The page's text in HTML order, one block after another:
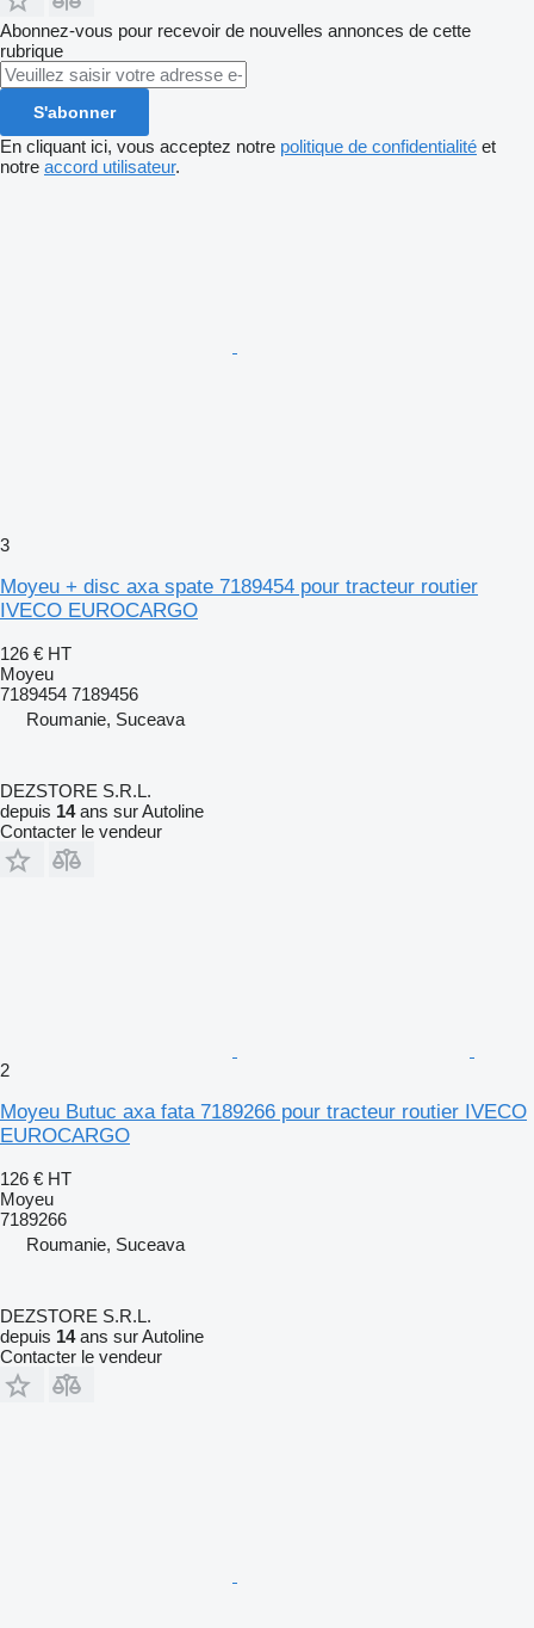
Abonnez-vous pour recevoir de nouvelles annonces de cette
rubrique
S'abonner
En cliquant ici, vous acceptez notre politique de confidentialité et
notre accord utilisateur.
3
Moyeu + disc axa spate 7189454 pour tracteur routier
IVECO EUROCARGO
126 € HT
Moyeu
7189454 7189456
Roumanie, Suceava
DEZSTORE S.R.L.
depuis 14ans sur Autoline
Contacter le vendeur
2
Moyeu Butuc axa fata 7189266 pour tracteur routier IVECO
EUROCARGO
126 € HT
Moyeu
7189266
Roumanie, Suceava
DEZSTORE S.R.L.
depuis 14ans sur Autoline
Contacter le vendeur